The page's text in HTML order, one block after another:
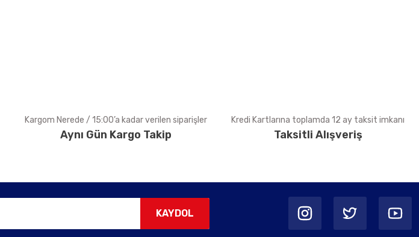
Kargom Nerede / 15:00’a kadar verilen siparişler
Aynı Gün Kargo Takip
Kredi Kartlarına toplamda 12 ay taksit imkanı
Taksitli Alışveriş
KAYDOL